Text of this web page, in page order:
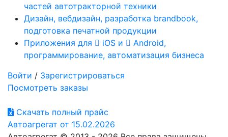
частей автотракторной техники
Дизайн, вебдизайн, разработка brandbook,
подготовка печатной продукции
Приложения для
iOS и
Android,
программирование, автоматизация бизнеса
Войти / Зарегистрироваться
Посмотреть заказы
Скачать полный прайс
Автоагрегат от 15.02.2026